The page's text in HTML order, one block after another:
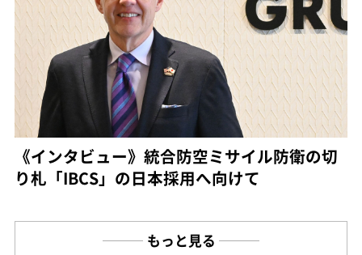
《インタビュー》統合防空ミサイル防衛の切
り札「IBCS」の日本採用へ向けて
もっと見る